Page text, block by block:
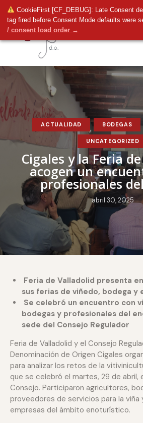
CookieFirst [CF_DEBUG]: Late Consent
tag fired before Consent Mode defaults were
/ consent load order →
ACTUALIDAD BODEGAS
UNCATEGORIZED
Cigales y la Feria
acogen un
profesionales
abril 30, 2025
Feria de Valladolid presenta
sus ferias de viñedo, bodega y
Se celebró un encuentro con
bodegas y profesionales del
sede del Consejo Regulador
Feria de Valladolid y el Consejo
Denominación de Origen Cigales
para analizar los retos de la
que se celebró el martes, 29 de abril,
Consejo. Participaron agricultores,
proveedores de servicios para la viña
empresas del ámbito enoturístico.